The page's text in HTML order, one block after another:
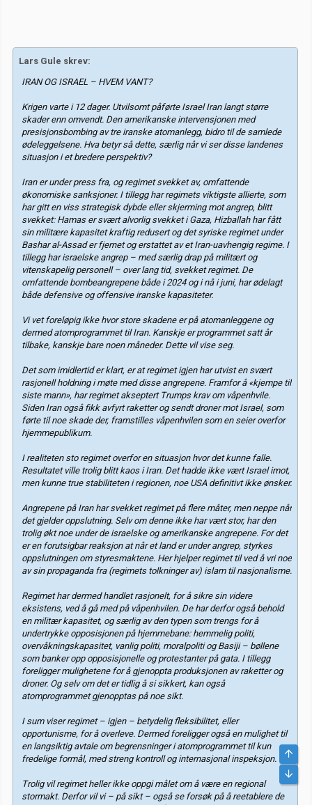
Lars Gule skrev:
IRAN OG ISRAEL – HVEM VANT?
Krigen varte i 12 dager. Utvilsomt påførte Israel Iran langt større
skader enn omvendt. Den amerikanske intervensjonen med
presisjonsbombing av tre iranske atomanlegg, bidro til de samlede
ødeleggelsene. Hva betyr så dette, særlig når vi ser disse landenes
situasjon i et bredere perspektiv?
Iran er under press fra, og regimet svekket av, omfattende
økonomiske sanksjoner. I tillegg har regimets viktigste allierte, som
har gitt en viss strategisk dybde eller skjerming mot angrep, blitt
svekket: Hamas er svært alvorlig svekket i Gaza, Hizballah har fått
sin militære kapasitet kraftig redusert og det syriske regimet under
Bashar al-Assad er fjernet og erstattet av et Iran-uavhengig regime. I
tillegg har israelske angrep – med særlig drap på militært og
vitenskapelig personell – over lang tid, svekket regimet. De
omfattende bombeangrepene både i 2024 og i nå i juni, har ødelagt
både defensive og offensive iranske kapasiteter.
Vi vet foreløpig ikke hvor store skadene er på atomanleggene og
dermed atomprogrammet til Iran. Kanskje er programmet satt år
tilbake, kanskje bare noen måneder. Dette vil vise seg.
Det som imidlertid er klart, er at regimet igjen har utvist en svært
rasjonell holdning i møte med disse angrepene. Framfor å «kjempe til
siste mann», har regimet akseptert Trumps krav om våpenhvile.
Siden Iran også fikk avfyrt raketter og sendt droner mot Israel, som
førte til noe skade der, framstilles våpenhvilen som en seier overfor
hjemmepublikum.
I realiteten sto regimet overfor en situasjon hvor det kunne falle.
Resultatet ville trolig blitt kaos i Iran. Det hadde ikke vært Israel imot,
men kunne true stabiliteten i regionen, noe USA definitivt ikke ønsker.
Angrepene på Iran har svekket regimet på flere måter, men neppe når
det gjelder oppslutning. Selv om denne ikke har vært stor, har den
trolig økt noe under de israelske og amerikanske angrepene. For det
er en forutsigbar reaksjon at når et land er under angrep, styrkes
oppslutningen om styresmaktene. Her hjelper regimet til ved å vri noe
av sin propaganda fra (regimets tolkninger av) islam til nasjonalisme.
Regimet har dermed handlet rasjonelt, for å sikre sin videre
eksistens, ved å gå med på våpenhvilen. De har derfor også behold
en militær kapasitet, og særlig av den typen som trengs for å
undertrykke opposisjonen på hjemmebane: hemmelig politi,
overvåkningskapasitet, vanlig politi, moralpoliti og Basiji – bøllene
som banker opp opposisjonelle og protestanter på gata. I tillegg
foreligger mulighetene for å gjenoppta produksjonen av raketter og
droner. Og selv om det er tidlig å si sikkert, kan også
atomprogrammet gjenopptas på noe sikt.
I sum viser regimet – igjen – betydelig fleksibilitet, eller
opportunisme, for å overleve. Dermed foreligger også en mulighet til
en langsiktig avtale om begrensninger i atomprogrammet til kun
fredelige formål, med streng kontroll og internasjonal inspeksjon.
Trolig vil regimet heller ikke oppgi målet om å være en regional
stormakt. Derfor vil vi – på sikt – også se forsøk på å reetablere de
Topp
Bunn